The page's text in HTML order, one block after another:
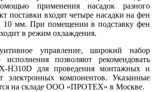
применения насадок разного
поставки входят четыре насадки на фен
10 мм. При помещении в подставку фен
в режим охлаждения.
управление, широкий набор
исполнения позволяют рекомендовать
H310D для проведения монтажных и
электронных компонентов. Указанные
на складе ООО «ПРОТЕХ» в Москве.